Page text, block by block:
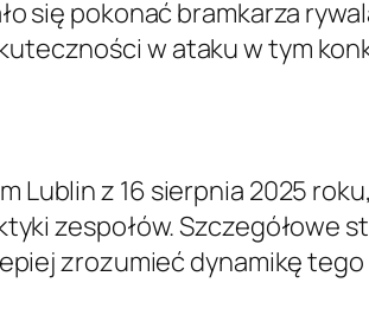
się pokonać bramkarza
w ataku w tym
Lublin z 16 sierpnia 2025
zespołów. Szczegółowe
zrozumieć dynamikę